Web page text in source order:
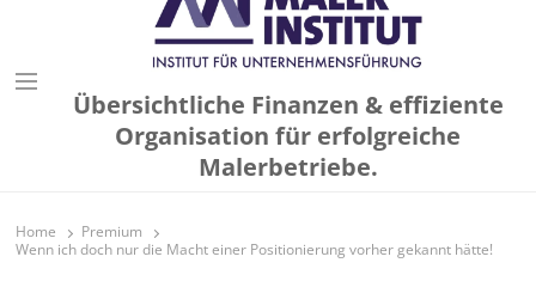
Übersichtliche Finanzen & effiziente
Organisation für erfolgreiche
Malerbetriebe.
Home
Premium
Wenn ich doch nur die Macht einer Positionierung vorher gekannt hätte!